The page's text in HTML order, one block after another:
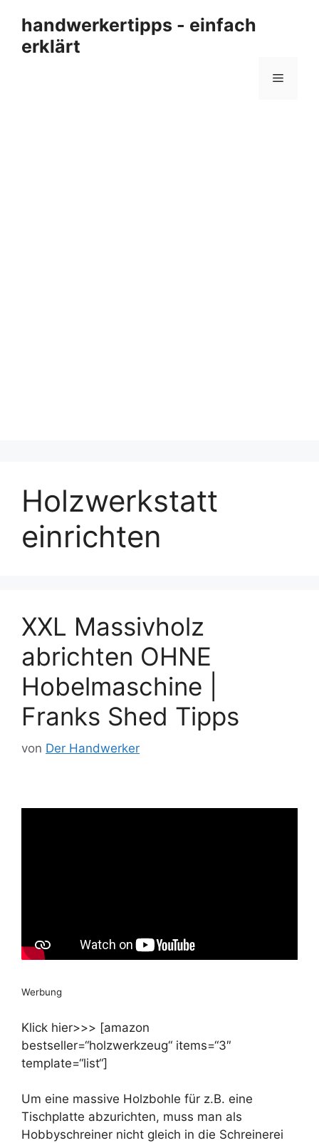
Inhalt
springen
handwerkertipps - einfach
erklärt
Menü
Holzwerkstatt
einrichten
XXL Massivholz
abrichten OHNE
Hobelmaschine |
Franks Shed Tipps
von Der Handwerker
Werbung
Klick hier>>> [amazon
bestseller=“holzwerkzeug“ items=“3″
template=“list“]
Um eine massive Holzbohle für z.B. eine
Tischplatte abzurichten, muss man als
Hobbyschreiner nicht gleich in die Schreinerei